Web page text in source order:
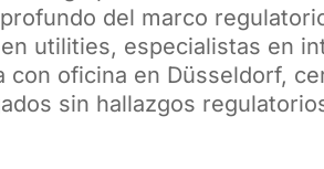
del marco
utilities, especialistas en
oficina en Düsseldorf,
sin hallazgos